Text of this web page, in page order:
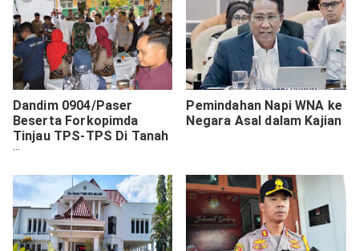
Dandim 0904/Paser
Beserta Forkopimda
Tinjau TPS-TPS Di Tanah
Grogot
Pemindahan Napi WNA ke
Negara Asal dalam Kajian